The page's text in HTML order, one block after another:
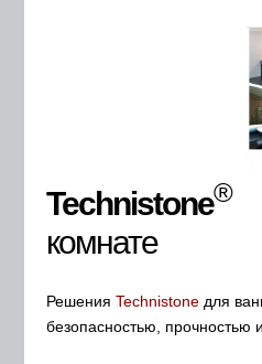
Technistone®
комнате
Решения Technistone для
безопасностью, прочностью